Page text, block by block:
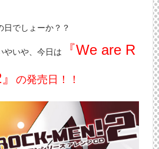
日でしょーか？？
やいや、今日は
『We are R
の発売日！！